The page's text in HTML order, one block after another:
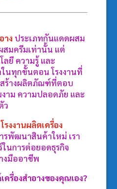
างประเภทกันแดดผสม
สมครีมเท่านั้น แต่
ลยี ความรู้ และ
นทุกขั้นตอน โรงงานที่
สร้างผลิตภัณฑ์ที่ตอบ
าม ความปลอดภัย และ
ว
โรงงานผลิตเครื่อง
รพัฒนาสินค้าใหม่ เรา
นการต่อยอดธุรกิจ
งมืออาชีพ
ครื่องสำอางของคุณเอง?